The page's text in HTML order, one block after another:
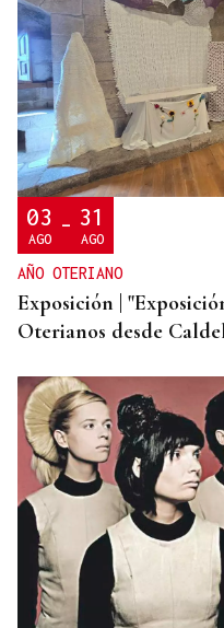
FALTA DE MEDIOS
Vivas pide expulsar
siguen en Ceuta y
medios europeos
03
AGO - 31
AGO
AÑO OTERIANO
Exposición |
Oterianos desde